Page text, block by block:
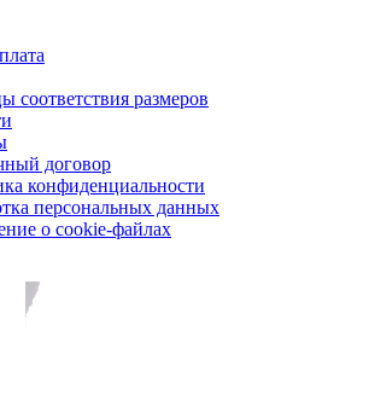
соответствия размеров
договор
конфиденциальности
персональных данных
о cookie-файлах